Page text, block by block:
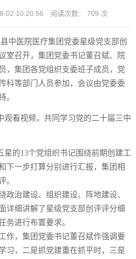
02 10:20:56 阅读次数： 709 次
中医院医疗集团党委星级党支部创
室召开，集团党委书记董召斌、院
，集团各党组织支委班子成员，党
科等部门人员参加，会议由党委委
。
观看视频，共同学习党的二十届三中
星的13个党组织书记围绕前期创建工
下一步打算分别进行汇报，集团相
。
政治建设、组织建设、阵地建设、
详细讲解了星级党支部创评评分细
务进行布置要求。
作，集团党委书记董召斌作强调要
习，二是抓党建重在抓平时，三是